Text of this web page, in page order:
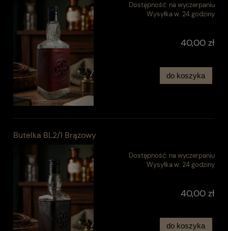
Dostępność: na wyczerpaniu
Wysyłka w: 24 godziny
40,00 zł
do koszyka
Butelka BL2/1 Brązowy
Dostępność: na wyczerpaniu
Wysyłka w: 24 godziny
40,00 zł
do koszyka